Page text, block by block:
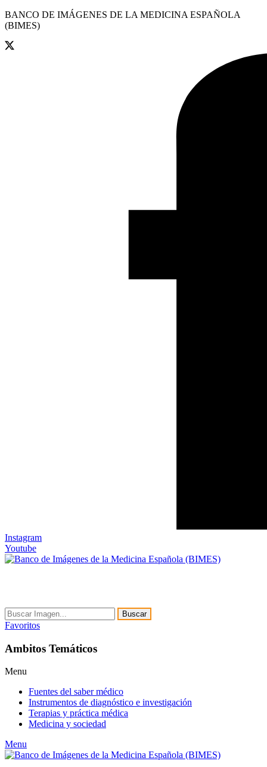
BANCO DE IMÁGENES DE LA MEDICINA ESPAÑOLA
(BIMES)
Instagram
Youtube
Buscar
Favoritos
Ambitos Temáticos
Menu
Fuentes del saber médico
Instrumentos de diagnóstico e investigación
Terapias y práctica médica
Medicina y sociedad
Menu